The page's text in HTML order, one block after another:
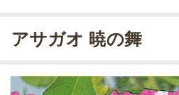
アサガオ 暁の舞